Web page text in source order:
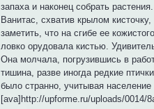
запаха и наконец собрать растения.
Ванитас, схватив крылом
заметить, что на сгибе ее
ловко орудовала кистью.
Она молчала, погрузившись в
тишина, разве иногда редкие
было странно, учитывая
[ava]http://upforme.ru/uploads/